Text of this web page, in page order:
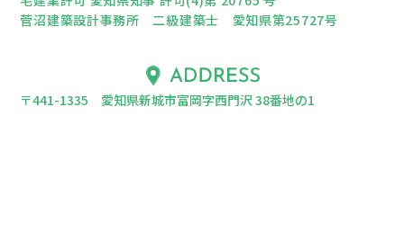
菅沼建築設計事務所 二級建築士 愛知県第25727号
〒441-1335 愛知県新城市富岡字西門沢 38番地の1